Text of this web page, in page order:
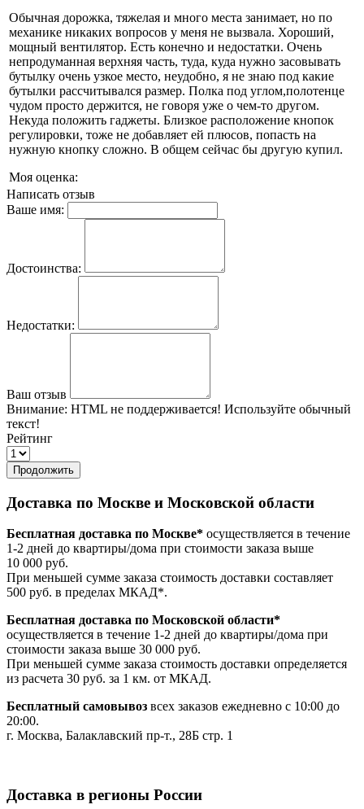
Обычная дорожка, тяжелая и много места занимает, но по
механике никаких вопросов у меня не вызвала. Хороший,
мощный вентилятор. Есть конечно и недостатки. Очень
непродуманная верхняя часть, туда, куда нужно засовывать
бутылку очень узкое место, неудобно, я не знаю под какие
бутылки рассчитывался размер. Полка под углом,полотенце
чудом просто держится, не говоря уже о чем-то другом.
Некуда положить гаджеты. Близкое расположение кнопок
регулировки, тоже не добавляет ей плюсов, попасть на
нужную кнопку сложно. В общем сейчас бы другую купил.
Моя оценка:
Написать отзыв
Ваше имя:
Достоинства:
Недостатки:
Ваш отзыв
Внимание: HTML не поддерживается! Используйте обычный
текст!
Рейтинг
Продолжить
Доставка по Москве и Московской области
Бесплатная доставка по Москве* осуществляется в течение
1-2 дней до квартиры/дома при стоимости заказа выше
10 000 руб.
При меньшей сумме заказа стоимость доставки составляет
500 руб. в пределах МКАД*.
Бесплатная доставка по Московской области*
осуществляется в течение 1-2 дней до квартиры/дома при
стоимости заказа выше 30 000 руб.
При меньшей сумме заказа стоимость доставки определяется
из расчета 30 руб. за 1 км. от МКАД.
Бесплатный самовывоз всех заказов ежедневно с 10:00 до
20:00.
г. Москва, Балаклавский пр-т., 28Б стр. 1
Доставка в регионы России